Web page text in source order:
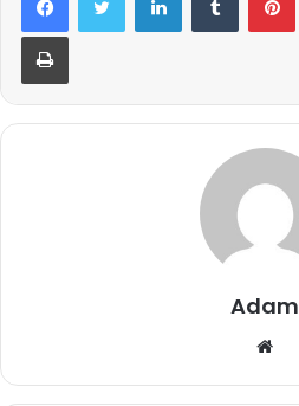
Print
Adam